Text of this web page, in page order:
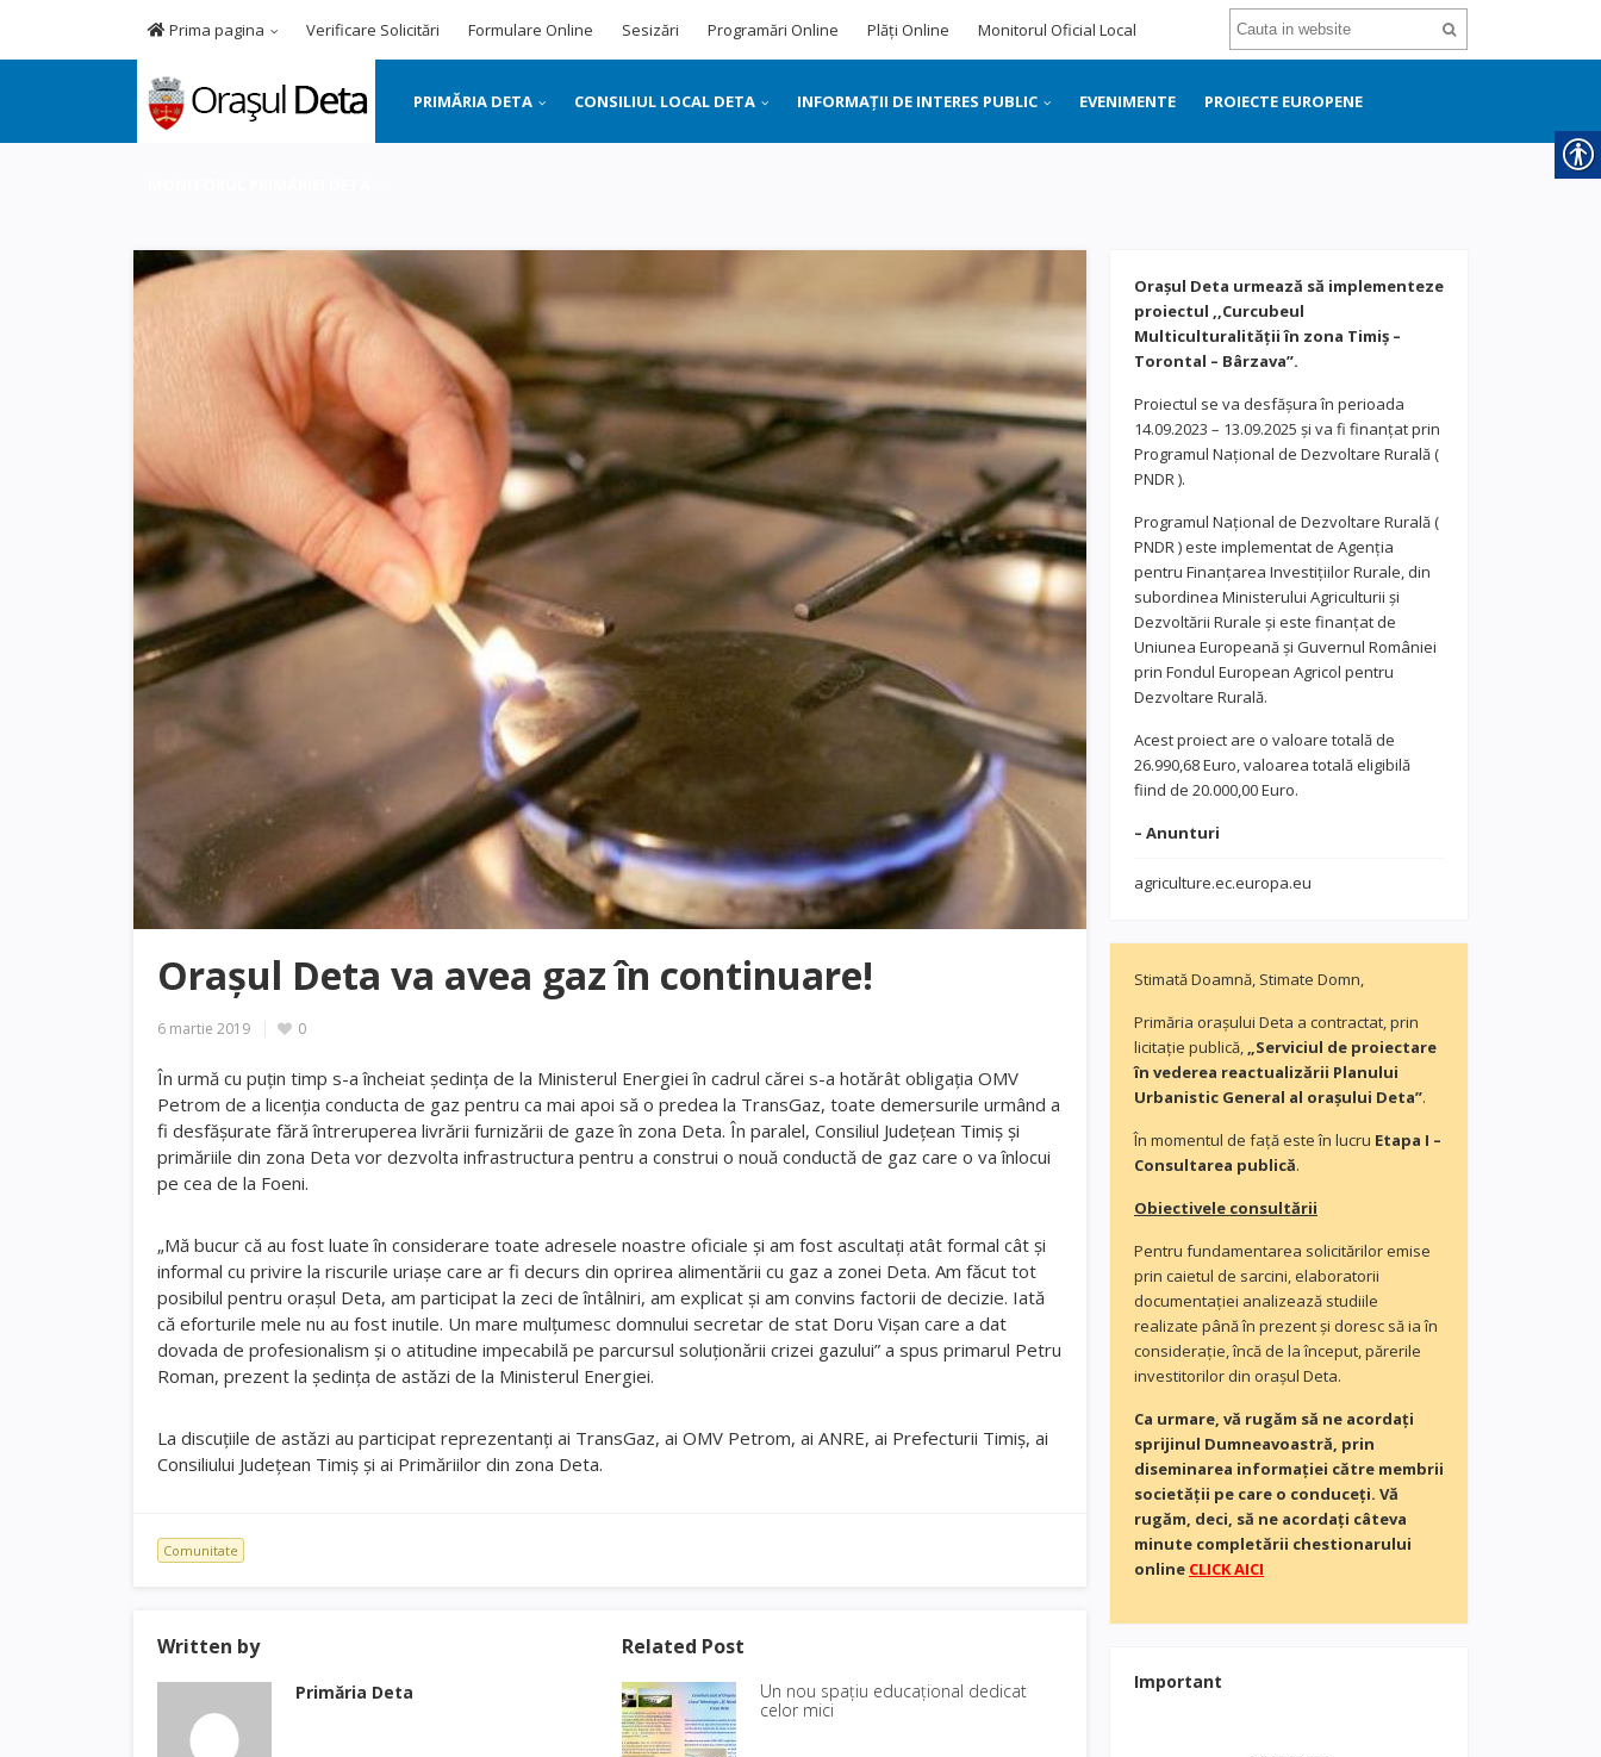
Prima pagina Verificare Solicitări Formulare Online Sesizări Programări Online Plăți Online Monitorul Oficial Local
PRIMĂRIA DETA CONSILIUL LOCAL DETA INFORMAȚII DE INTERES PUBLIC EVENIMENTE PROIECTE EUROPENE
Orașul Deta va avea gaz în continuare!
6 martie 2019 0
În urmă cu puțin timp s-a încheiat ședința de la Ministerul Energiei în cadrul cărei s-a hotărât obligația OMV
Petrom de a licenția conducta de gaz pentru ca mai apoi să o predea la TransGaz, toate demersurile urmând a
fi desfășurate fără întreruperea livrării furnizării de gaze în zona Deta. În paralel, Consiliul Județean Timiș și
primăriile din zona Deta vor dezvolta infrastructura pentru a construi o nouă conductă de gaz care o va înlocui
pe cea de la Foeni.
„Mă bucur că au fost luate în considerare toate adresele noastre oficiale și am fost ascultați atât formal cât și
informal cu privire la riscurile uriașe care ar fi decurs din oprirea alimentării cu gaz a zonei Deta. Am făcut tot
posibilul pentru orașul Deta, am participat la zeci de întâlniri, am explicat și am convins factorii de decizie. Iată
că eforturile mele nu au fost inutile. Un mare mulțumesc domnului secretar de stat Doru Vișan care a dat
dovada de profesionalism și o atitudine impecabilă pe parcursul soluționării crizei gazului” a spus primarul Petru
Roman, prezent la ședința de astăzi de la Ministerul Energiei.
La discuțiile de astăzi au participat reprezentanți ai TransGaz, ai OMV Petrom, ai ANRE, ai Prefecturii Timiș, ai
Consiliului Județean Timiș și ai Primăriilor din zona Deta.
Comunitate
Written by
Primăria Deta
Related Post
Un nou spațiu educațional dedicat
celor mici
Orașul Deta urmează să implementeze
proiectul ,,Curcubeul
Multiculturalității în zona Timiș –
Torontal – Bârzava”.
Proiectul se va desfășura în perioada
14.09.2023 – 13.09.2025 și va fi finanțat prin
Programul Național de Dezvoltare Rurală (
PNDR ).
Programul Național de Dezvoltare Rurală (
PNDR ) este implementat de Agenția
pentru Finanțarea Investițiilor Rurale, din
subordinea Ministerului Agriculturii și
Dezvoltării Rurale și este finanțat de
Uniunea Europeană și Guvernul României
prin Fondul European Agricol pentru
Dezvoltare Rurală.
Acest proiect are o valoare totală de
26.990,68 Euro, valoarea totală eligibilă
fiind de 20.000,00 Euro.
– Anunturi
agriculture.ec.europa.eu
Stimată Doamnă, Stimate Domn,
Primăria orașului Deta a contractat, prin
licitație publică, „Serviciul de proiectare
în vederea reactualizării Planului
Urbanistic General al orașului Deta”.
În momentul de faţă este în lucru Etapa I –
Consultarea publică.
Obiectivele consultării
Pentru fundamentarea solicitărilor emise
prin caietul de sarcini, elaboratorii
documentaţiei analizează studiile
realizate până în prezent și doresc să ia în
consideraţie, încă de la început, părerile
investitorilor din orașul Deta.
Ca urmare, vă rugăm să ne acordaţi
sprijinul Dumneavoastră, prin
diseminarea informației către membrii
societății pe care o conduceți. Vă
rugăm, deci, să ne acordați câteva
minute completării chestionarului
online CLICK AICI
Important